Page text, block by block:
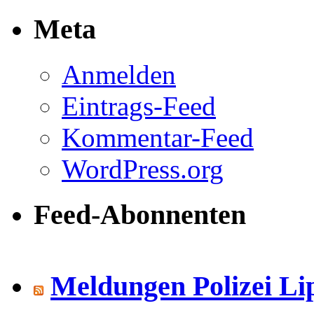
Meta
Anmelden
Eintrags-Feed
Kommentar-Feed
WordPress.org
Feed-Abonnenten
Meldungen Polizei